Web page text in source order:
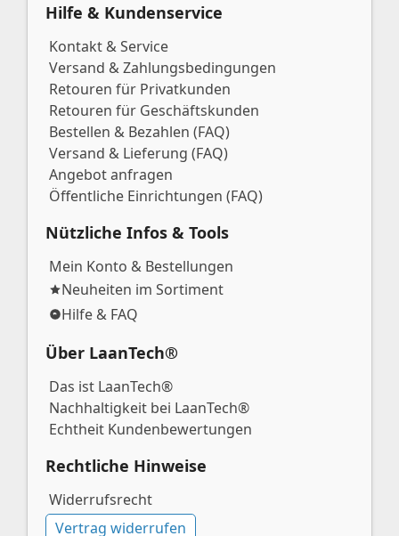
Hilfe & Kundenservice
Kontakt & Service
Versand & Zahlungsbedingungen
Retouren für Privatkunden
Retouren für Geschäftskunden
Bestellen & Bezahlen (FAQ)
Versand & Lieferung (FAQ)
Angebot anfragen
Öffentliche Einrichtungen (FAQ)
Nützliche Infos & Tools
Mein Konto & Bestellungen
Neuheiten im Sortiment
Hilfe & FAQ
Über LaanTech®
Das ist LaanTech®
Nachhaltigkeit bei LaanTech®
Echtheit Kundenbewertungen
Rechtliche Hinweise
Widerrufsrecht
Vertrag widerrufen